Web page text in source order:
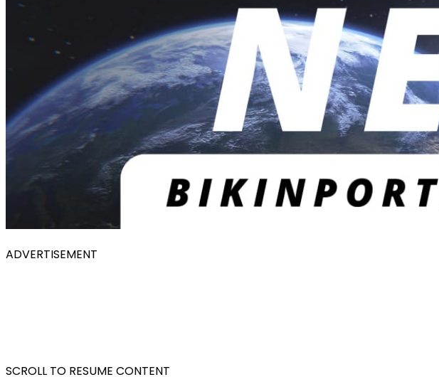
ADVERTISEMENT